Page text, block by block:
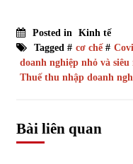
Posted in
Kinh tế
Tagged # cơ chế#
doanh nghiệp nhỏ và siêu
Thuế thu nhập doanh
Bài liên quan